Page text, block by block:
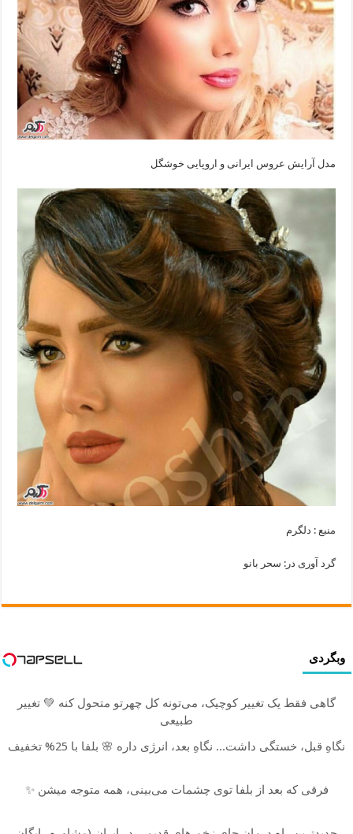
مدل آرایش عروس ایرانی‌ و اروپایی‌ خوشگل
منبع : دلگرم
گرد آوری در: سحر بانو
وبگردی
گاهی فقط یک تغییر کوچیک، می‌تونه کل چهرتو متحول کنه 💚 تغییر
طبیعی
نگاهِ قبل، خستگی داشت... نگاهِ بعد، انرژی داره 🌸 بلفا با 25% تخفیف
فرقی که بعد از بلفا توی چشمات می‌بینی، همه متوجه میشن ✨